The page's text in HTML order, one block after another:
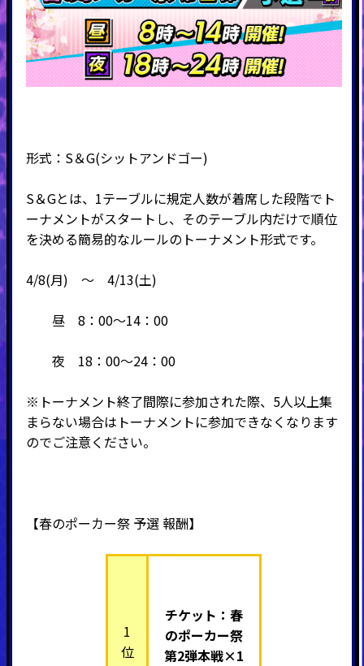
形式： S＆G(シットアンドゴー)
S＆Gとは、1テーブルに規定人数が着席した段階でト
ーナメントがスタートし、そのテーブル内だけで順位
を決める簡易的なルールのトーナメント形式です。
4/8(月) ～ 4/13(土)
昼 8：00～14：00
夜 18：00～24：00
※トーナメント終了間際に参加された際、5人以上集
まらない場合はトーナメントに参加できなくなります
のでご注意ください。
【春のポーカー祭 予選 報酬】
1
位
チケット：春
のポーカー祭
第2弾本戦×1